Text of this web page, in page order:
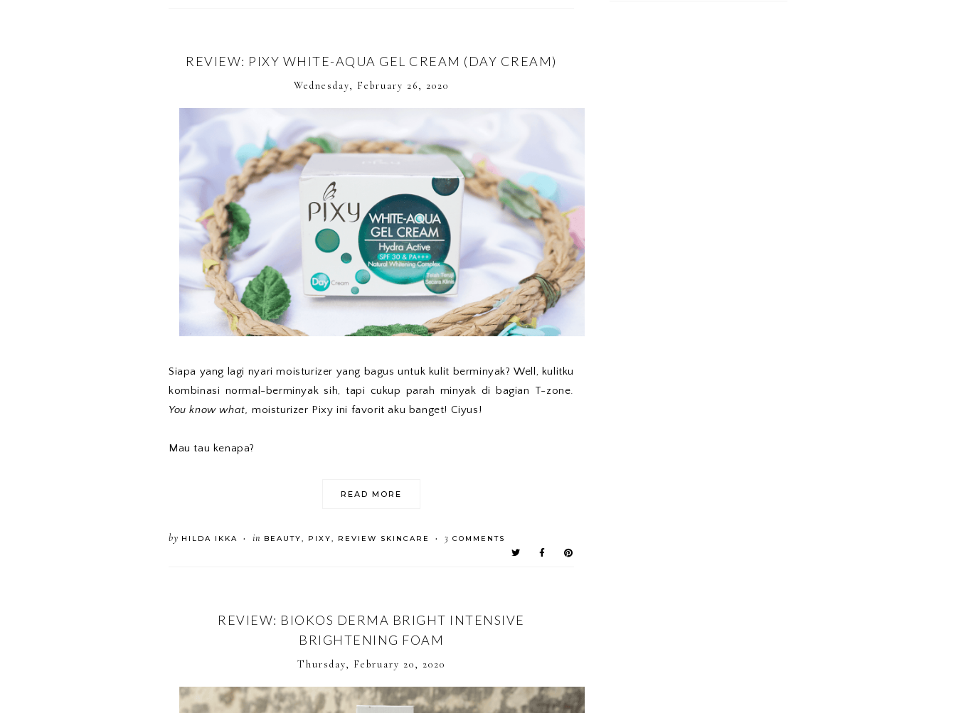
REVIEW: PIXY WHITE-AQUA GEL CREAM (DAY CREAM)
Wednesday, February 26, 2020
Siapa yang lagi nyari moisturizer yang bagus untuk kulit berminyak? Well, kulitku
kombinasi normal-berminyak sih, tapi cukup parah minyak di bagian T-zone.
You know what, moisturizer Pixy ini favorit aku banget! Ciyus!
Mau tau kenapa?
READ MORE
by HILDA IKKA • in BEAUTY, PIXY, REVIEW SKINCARE • 3 COMMENTS
REVIEW: BIOKOS DERMA BRIGHT INTENSIVE
BRIGHTENING FOAM
Thursday, February 20, 2020